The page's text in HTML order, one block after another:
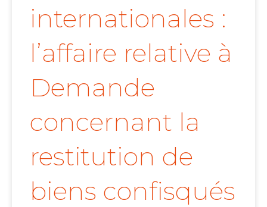
internationales :
l’affaire relative à
Demande
concernant la
restitution de
biens confisqués